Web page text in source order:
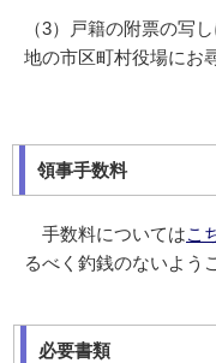
（3）戸籍の附票の写
地の市区町村役場にお
領事手数料
手数料についてはこ
るべく釣銭のないよう
必要書類